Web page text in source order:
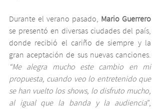
Durante el verano pasado, Mario Guerrero
se presentó en diversas ciudades del país,
donde recibió el cariño de siempre y la
“Me alegra mucho este cambio en mi
propuesta, cuando veo lo entretenido que
se han vuelto los shows, lo disfruto mucho,
al igual que la banda y la audiencia”,